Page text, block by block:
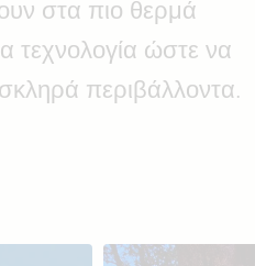
στα πιο θερμά
τεχνολογία ώστε να
περιβάλλοντα.